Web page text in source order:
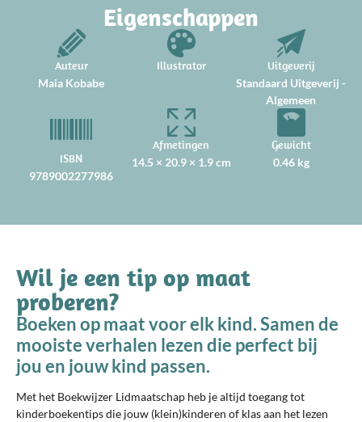
Eigenschappen
Auteur
Maia Kobabe
Illustrator Uitgeverij
Standaard Uitgeverij -
Algemeen
ISBN
9789002277986
Afmetingen
14.5 × 20.9 × 1.9 cm
Gewicht
0.46 kg
Wil je een tip op maat
proberen?
Boeken op maat voor elk kind. Samen de
mooiste verhalen lezen die perfect bij
jou en jouw kind passen.
Met het Boekwijzer Lidmaatschap heb je altijd toegang tot
kinderboekentips die jouw (klein)kinderen of klas aan het lezen